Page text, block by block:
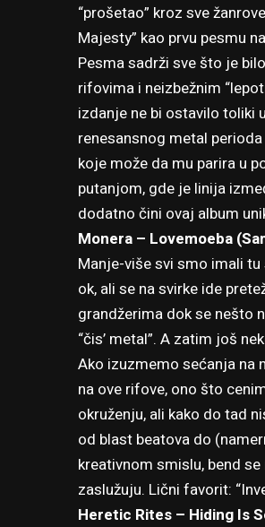
“prošetao” kroz sve
Majesty” kao prvu pesmu na
Pesma sadrži sve što je
rifovima i neizbežnim
izdanje ne bi ostavilo toliki
renesansnog metal
koje može da mu parira u
putanjom, gde je linija
dodatno čini ovaj album
Monera – Lovemoeba
Manje-više svi smo imali
ok, ali se na svirke ide
grandžerima dok se nešto
“čis’ metal”. A zatim još
Ako izuzmemo sećanja na
na ove rifove, ono što
okruženju, ali kako do tad
od blast beatova do
kreativnom smislu, bend
zaslužuju. Lični favorit:
Heretic Rites – Hiding Is